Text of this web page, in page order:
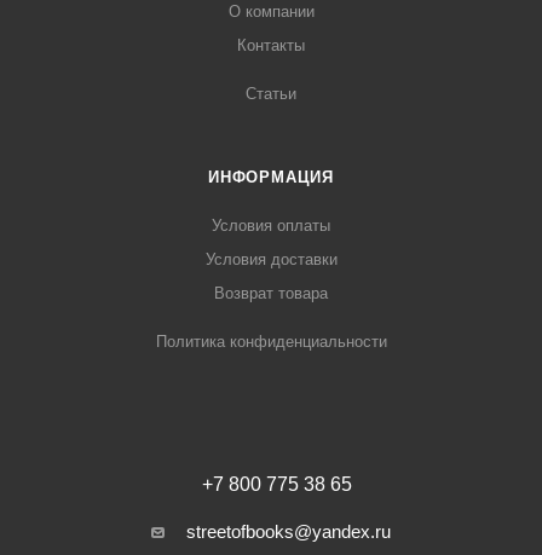
О компании
Контакты
Статьи
ИНФОРМАЦИЯ
Условия оплаты
Условия доставки
Возврат товара
Политика конфиденциальности
+7 800 775 38 65
streetofbooks@yandex.ru